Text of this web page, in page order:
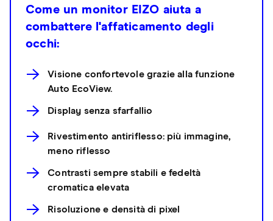
Come un monitor EIZO aiuta a
combattere l'affaticamento degli
occhi:
Visione confortevole grazie alla funzione
Auto EcoView.
Display senza sfarfallio
Rivestimento antiriflesso: più immagine,
meno riflesso
Contrasti sempre stabili e fedeltà
cromatica elevata
Risoluzione e densità di pixel